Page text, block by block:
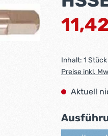
Regulärer
Inhalt: 1 Stück
Preise inkl.
Aktuell